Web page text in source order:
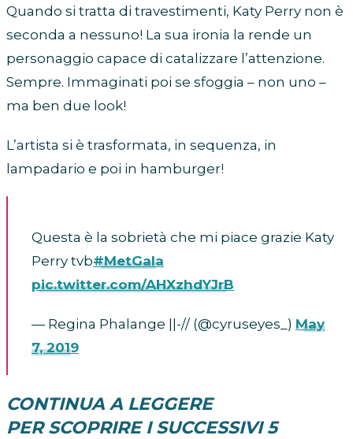
Quando si tratta di travestimenti, Katy Perry non è
seconda a nessuno! La sua ironia la rende un
personaggio capace di catalizzare l’attenzione.
Sempre. Immaginati poi se sfoggia – non uno –
ma ben due look!
L’artista si è trasformata, in sequenza, in
lampadario e poi in hamburger!
Questa è la sobrietà che mi piace grazie Katy
Perry tvb#MetGala
pic.twitter.com/AHXzhdYJrB
— Regina Phalange ||-// (@cyruseyes_) May
7, 2019
CONTINUA A LEGGERE
PER SCOPRIRE I SUCCESSIVI 5